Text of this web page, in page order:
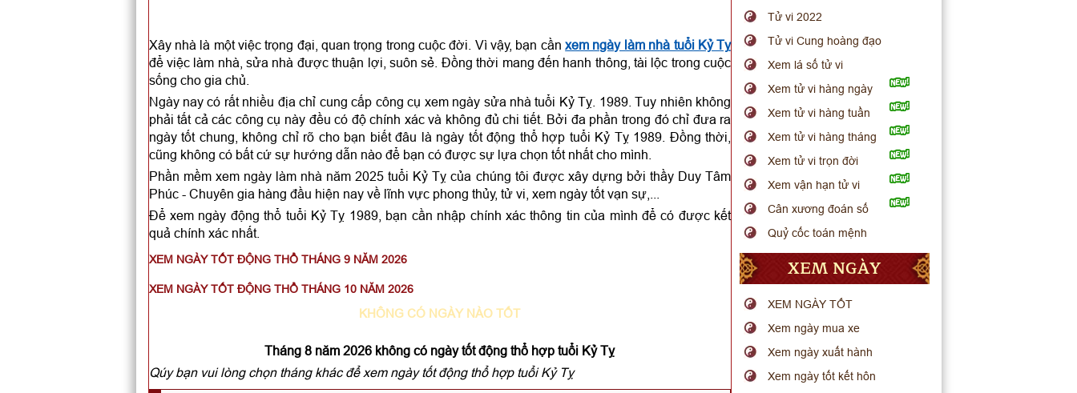
Xây nhà là một việc trọng đại, quan trọng trong cuộc đời. Vì vậy, bạn cầnxem ngày làm nhà tuổi Kỷ Tỵ
để việc làm nhà, sửa nhà được thuận lợi, suôn sẻ. Đồng thời mang đến hanh thông, tài lộc trong cuộc
sống cho gia chủ.
Ngày nay có rất nhiều địa chỉ cung cấp công cụ xem ngày sửa nhà tuổi Kỷ Tỵ. 1989. Tuy nhiên không
phải tất cả các công cụ này đều có độ chính xác và không đủ chi tiết. Bởi đa phần trong đó chỉ đưa ra
ngày tốt chung, không chỉ rõ cho bạn biết đâu là ngày tốt động thổ hợp tuổi Kỷ Tỵ 1989. Đồng thời,
cũng không có bất cứ sự hướng dẫn nào để bạn có được sự lựa chọn tốt nhất cho mình.
Phần mềm xem ngày làm nhà năm 2025 tuổi Kỷ Tỵ của chúng tôi được xây dựng bởi thầy Duy Tâm
Phúc - Chuyên gia hàng đầu hiện nay về lĩnh vực phong thủy, tử vi, xem ngày tốt vạn sự,...
Để xem ngày động thổ tuổi Kỷ Tỵ 1989, bạn cần nhập chính xác thông tin của mình để có được kết
quả chính xác nhất.
XEM NGÀY TỐT ĐỘNG THỔ THÁNG 9 NĂM 2026
XEM NGÀY TỐT ĐỘNG THỔ THÁNG 10 NĂM 2026
KHÔNG CÓ NGÀY NÀO TỐT
Tháng 8 năm 2026 không có ngày tốt động thổ hợp tuổi Kỷ Tỵ
Qúy bạn vui lòng chọn tháng khác để xem ngày tốt động thổ hợp tuổi Kỷ Tỵ
Tử vi 2022
Tử vi Cung hoàng đạo
Xem lá số tử vi
Xem tử vi hàng ngày
Xem tử vi hàng tuần
Xem tử vi hàng tháng
Xem tử vi trọn đời
Xem vận hạn tử vi
Cân xương đoán số
Quỷ cốc toán mệnh
XEM NGÀY
XEM NGÀY TỐT
Xem ngày mua xe
Xem ngày xuất hành
Xem ngày tốt kết hôn